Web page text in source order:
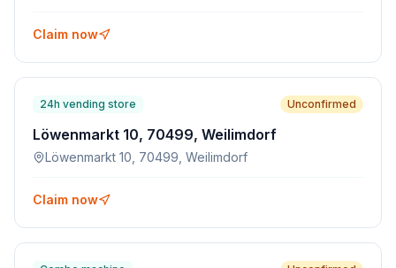
Claim now
24h vending store Unconfirmed
Löwenmarkt 10, 70499, Weilimdorf
Löwenmarkt 10, 70499, Weilimdorf
Claim now